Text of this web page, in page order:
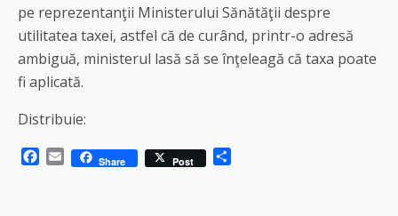
pe reprezentanţii Ministerului Sănătăţii despre
utilitatea taxei, astfel că de curând, printr-o adresă
ambiguă, ministerul lasă să se înţeleagă că taxa poate
fi aplicată.
Distribuie:
E
Share Post